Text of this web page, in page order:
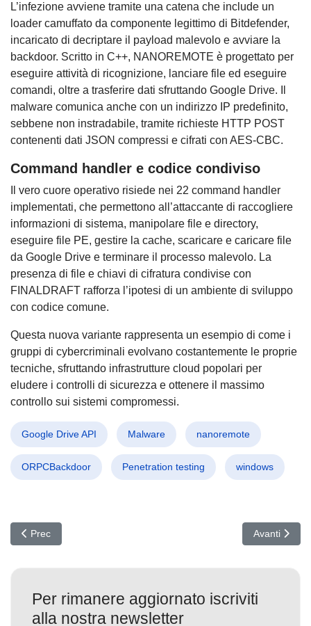
L’infezione avviene tramite una catena che include un
loader camuffato da componente legittimo di Bitdefender,
incaricato di decriptare il payload malevolo e avviare la
backdoor. Scritto in C++, NANOREMOTE è progettato per
eseguire attività di ricognizione, lanciare file ed eseguire
comandi, oltre a trasferire dati sfruttando Google Drive. Il
malware comunica anche con un indirizzo IP predefinito,
sebbene non instradabile, tramite richieste HTTP POST
contenenti dati JSON compressi e cifrati con AES-CBC.
Command handler e codice condiviso
Il vero cuore operativo risiede nei 22 command handler
implementati, che permettono all’attaccante di raccogliere
informazioni di sistema, manipolare file e directory,
eseguire file PE, gestire la cache, scaricare e caricare file
da Google Drive e terminare il processo malevolo. La
presenza di file e chiavi di cifratura condivise con
FINALDRAFT rafforza l’ipotesi di un ambiente di sviluppo
con codice comune.
Questa nuova variante rappresenta un esempio di come i
gruppi di cybercriminali evolvano costantemente le proprie
tecniche, sfruttando infrastrutture cloud popolari per
eludere i controlli di sicurezza e ottenere il massimo
controllo sui sistemi compromessi.
Google Drive API Malware nanoremote
ORPCBackdoor Penetration testing windows
Articolo precedente: WIRTE Scatena AshTag: Cyber Spionaggio
Prec Articolo
Avanti
Per rimanere aggiornato iscriviti
alla nostra newsletter